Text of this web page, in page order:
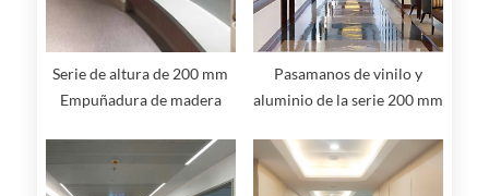
Serie de altura de 200 mm
Empuñadura de madera
protección de pared
Pasamanos de vinilo y
aluminio de la serie 200 mm